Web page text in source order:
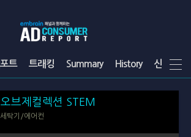
트 트래킹 Summary History 신청
브제컬렉션 STEM
탁기/에어컨